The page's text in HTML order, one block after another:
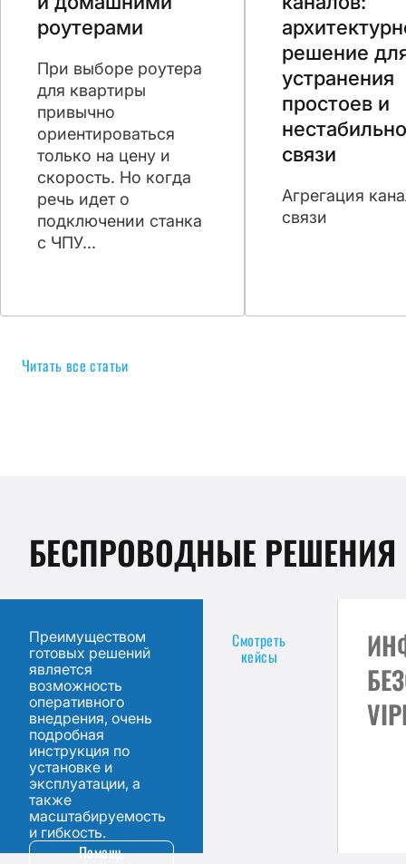
роутерами
При выборе роутера
для квартиры
привычно
ориентироваться
только на цену и
скорость. Но когда
речь идет о
подключении станка
с ЧПУ...
решение
устранения
простоев и
связи
Агрегация
связи
Читать все статьи
БЕСПРОВОДНЫЕ РЕШЕНИЯ
Преимуществом
готовых решений
является
возможность
оперативного
внедрения, очень
подробная
инструкция по
установке и
эксплуатации, а
также
масштабируемость
и гибкость.
Помощь
Смотреть
кейсы